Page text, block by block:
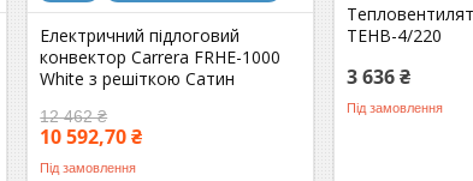
Електричний підлоговий
конвектор Carrera FRHE-1000
White з решіткою Сатин
12 462 ₴
10 592,70 ₴
Під замовлення
ТЕНВ-4/220
3 636 ₴
Під замовлення